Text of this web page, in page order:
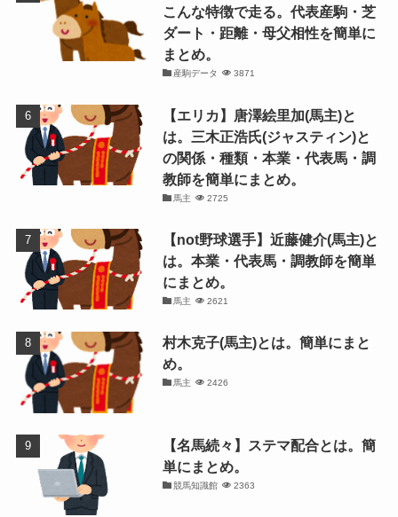
こんな特徴で走る。代表産駒・芝
ダート・距離・母父相性を簡単に
まとめ。
産駒データ 3871
【エリカ】唐澤絵里加(馬主)と
は。三木正浩氏(ジャスティン)と
の関係・種類・本業・代表馬・調
教師を簡単にまとめ。
馬主 2725
【not野球選手】近藤健介(馬主)と
は。本業・代表馬・調教師を簡単
にまとめ。
馬主 2621
村木克子(馬主)とは。簡単にまと
め。
馬主 2426
【名馬続々】ステマ配合とは。簡
単にまとめ。
競馬知識館 2363